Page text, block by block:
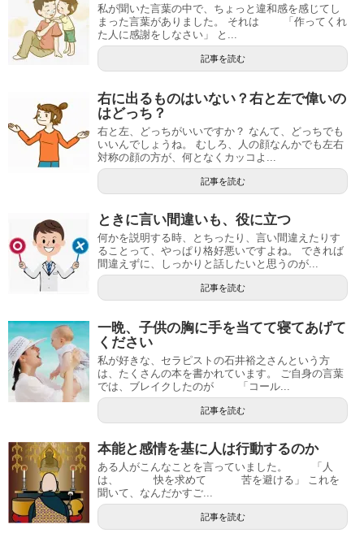
私が聞いた言葉の中で、ちょっと違和感を感じてし
まった言葉がありました。 それは 「作ってくれ
た人に感謝をしなさい」 と...
記事を読む
右に出るものはいない？右と左で偉いの
はどっち？
右と左、どっちがいいですか？ なんて、どっちでも
いいんでしょうね。 むしろ、人の顔なんかでも左右
対称の顔の方が、何となくカッコよ...
記事を読む
ときに言い間違いも、役に立つ
何かを説明する時、とちったり、言い間違えたりす
ることって、やっぱり格好悪いですよね。 できれば
間違えずに、しっかりと話したいと思うのが...
記事を読む
一晩、子供の胸に手を当てて寝てあげて
ください
私が好きな、セラピストの石井裕之さんという方
は、たくさんの本を書かれています。 ご自身の言葉
では、ブレイクしたのが 「コール...
記事を読む
本能と感情を基に人は行動するのか
ある人がこんなことを言っていました。 「人
は、 快を求めて 苦を避ける」 これを
聞いて、なんだかすご...
記事を読む